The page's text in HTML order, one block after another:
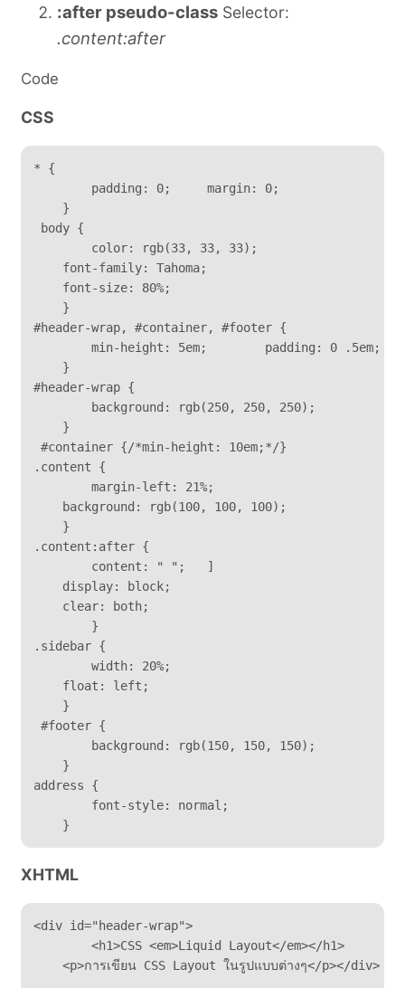
:after pseudo-class Selector:
.content:after
Code
CSS
* {
    }
body {
    font-family: Tahoma;
    font-size: 80%;
    }
#header-wrap, #container, #footer {
    }
#header-wrap {
    }
#container {/*min-height: 10em;*/}
.content {
	margin-left: 21%;
    background: rgb(100, 100, 100);
    }
.content:after {
    display: block;
    clear: both;
.sidebar {
	width: 20%;
    float: left;
    }
#footer {
    }
address {
    }
XHTML
<div id="header-wrap">
	<h1>CSS <em>Liquid Layout</em></h1>
    <p>การเขียน CSS Layout ในรูปแบบต่างๆ</p></div>